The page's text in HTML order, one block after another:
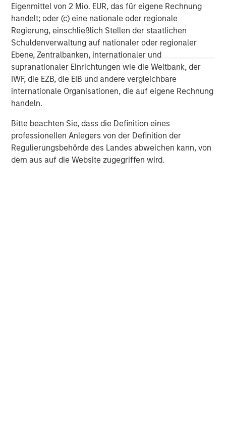
Eigenmittel von 2 Mio. EUR, das für eigene Rechnung
handelt; oder (c) eine nationale oder regionale
Regierung, einschließlich Stellen der staatlichen
Schuldenverwaltung auf nationaler oder regionaler
Ebene, Zentralbanken, internationaler und
supranationaler Einrichtungen wie die Weltbank, der
IWF, die EZB, die EIB und andere vergleichbare
internationale Organisationen, die auf eigene Rechnung
handeln.
Bitte beachten Sie, dass die Definition eines
professionellen Anlegers von der Definition der
Regulierungsbehörde des Landes abweichen kann, von
dem aus auf die Website zugegriffen wird.
About Morgan Stanley Expansion Capital
Morgan Stanley Expansion Capital is the growth-focused
private investment platform within Morgan Stanley
Investment Management. Morgan Stanley Expansion
Capital targets growth equity and credit investments
within consumer, technology, healthcare, and other high-
growth sectors. For over three decades, Morgan Stanley
Expansion Capital has successfully pursued growth
investment opportunities and has completed investments
in over 200 companies, leveraging the global brand and
network of Morgan Stanley.
Morgan Stanley Expansion Capital